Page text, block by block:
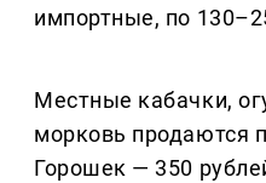
импортные, по
Местные кабачки,
морковь продаются
Горошек — 350